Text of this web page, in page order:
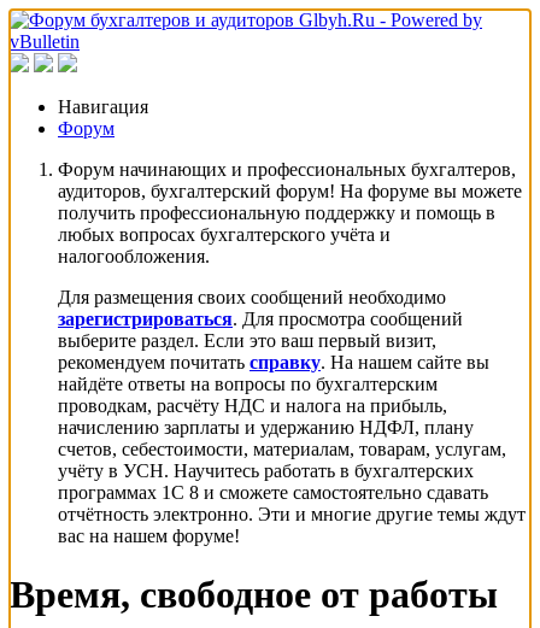
Навигация
Форум
Форум начинающих и профессиональных бухгалтеров,
аудиторов, бухгалтерский форум! На форуме вы можете
получить профессиональную поддержку и помощь в
любых вопросах бухгалтерского учёта и
налогообложения.
Для размещения своих сообщений необходимо
зарегистрироваться. Для просмотра сообщений
выберите раздел. Если это ваш первый визит,
рекомендуем почитать справку. На нашем сайте вы
найдёте ответы на вопросы по бухгалтерским
проводкам, расчёту НДС и налога на прибыль,
начислению зарплаты и удержанию НДФЛ, плану
счетов, себестоимости, материалам, товарам, услугам,
учёту в УСН. Научитесь работать в бухгалтерских
программах 1С 8 и сможете самостоятельно сдавать
отчётность электронно. Эти и многие другие темы ждут
вас на нашем форуме!
Время, свободное от работы